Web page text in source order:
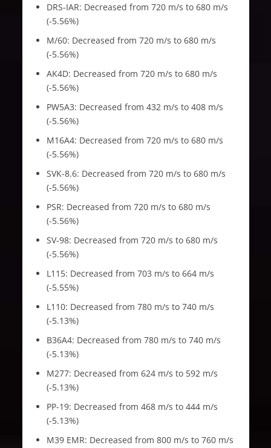
DRS-IAR: Decreased from 720 m/s to 680 m/s
(-5.56%)
M/60: Decreased from 720 m/s to 680 m/s
(-5.56%)
AK4D: Decreased from 720 m/s to 680 m/s
(-5.56%)
PW5A3: Decreased from 432 m/s to 408 m/s
(-5.56%)
M16A4: Decreased from 720 m/s to 680 m/s
(-5.56%)
SVK-8.6: Decreased from 720 m/s to 680 m/s
(-5.56%)
PSR: Decreased from 720 m/s to 680 m/s
(-5.56%)
SV-98: Decreased from 720 m/s to 680 m/s
(-5.56%)
L115: Decreased from 703 m/s to 664 m/s
(-5.55%)
L110: Decreased from 780 m/s to 740 m/s
(-5.13%)
B36A4: Decreased from 780 m/s to 740 m/s
(-5.13%)
M277: Decreased from 624 m/s to 592 m/s
(-5.13%)
PP-19: Decreased from 468 m/s to 444 m/s
(-5.13%)
M39 EMR: Decreased from 800 m/s to 760 m/s